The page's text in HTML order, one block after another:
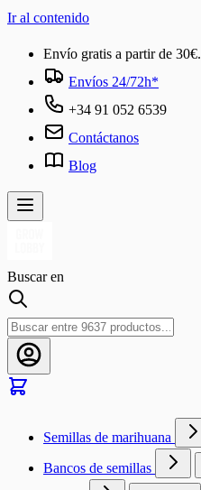
Ir al contenido
Envío gratis a partir de 30€.
Envíos 24/72h*
+34 91 052 6539
Contáctanos
Blog
Buscar en
Semillas de marihuana
Bancos de semillas